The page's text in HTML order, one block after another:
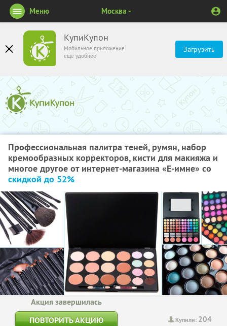
КупиКупон
Мобильное приложение
ещё удобнее
Загрузить
Меню Москва
Профессиональная палитра теней, румян, набор
кремообразных корректоров, кисти для макияжа и
многое другое от интернет-магазина «Е-имне» со
скидкой до 52%
Купили: 204
Акция завершилась
ПОВТОРИТЬ АКЦИЮ